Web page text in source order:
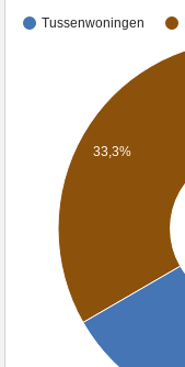
Tussenwoningen
33,3%